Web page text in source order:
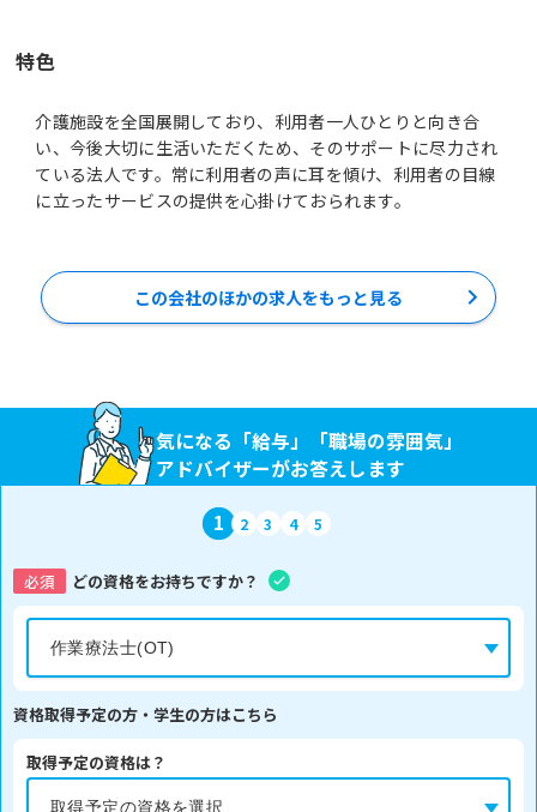
特色
介護施設を全国展開しており、利用者一人ひとりと向き合
い、今後大切に生活いただくため、そのサポートに尽力され
ている法人です。常に利用者の声に耳を傾け、利用者の目線
に立ったサービスの提供を心掛けておられます。
この会社のほかの求人をもっと見る
気になる「給与」「職場の雰囲気」
アドバイザーがお答えします
1 2 3 4 5
必須 どの資格をお持ちですか？
資格取得予定の方・学生の方はこちら
取得予定の資格は？